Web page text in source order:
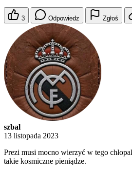
3 Odpowiedz Zgłoś
szbal
13 listopada 2023
Prezi musi mocno wierzyć w tego
takie kosmiczne pieniądze.